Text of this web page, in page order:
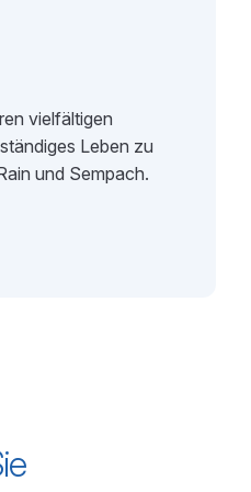
vielfältigen
Leben zu
und Sempach.